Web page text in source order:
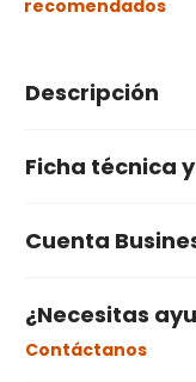
recomendados
Descripción
Ficha técnica
Cuenta
¿Necesitas
Contáctanos